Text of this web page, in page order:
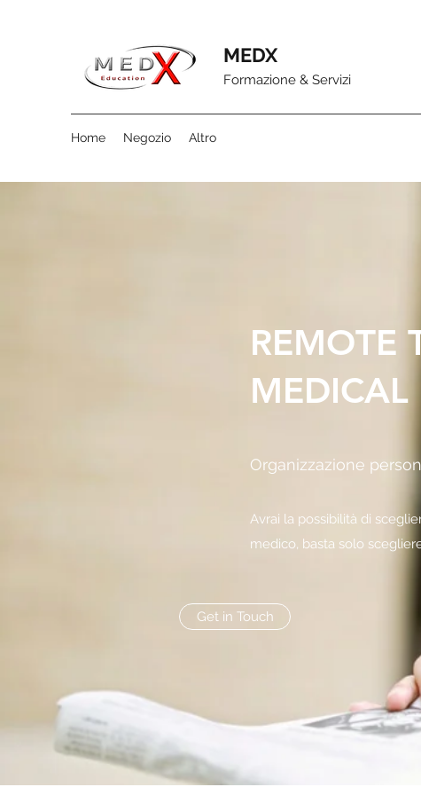
MEDX
Formazione & Servizi
Home Negozio Altro
REMOTE
MEDICAL
Organizzazione
Avrai la possibilità di
medico, basta solo
Get in Touch